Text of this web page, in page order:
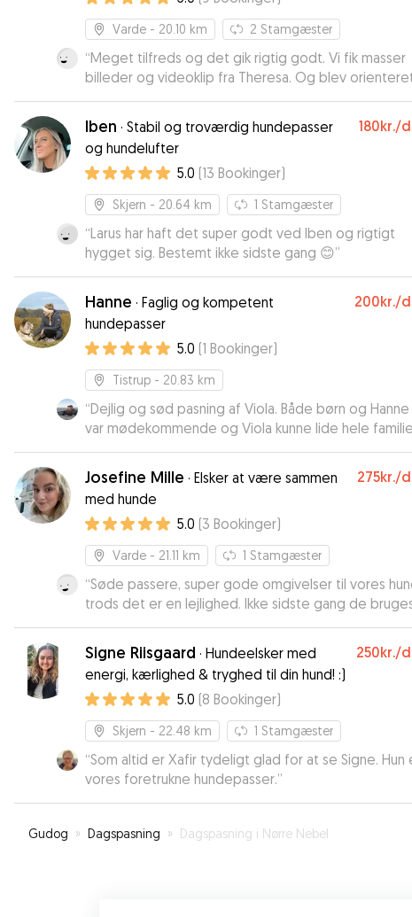
Varde - 20.10 km 2 Stamgæster
“Meget tilfreds og det gik rigtig godt. Vi fik masser
billeder og videoklip fra Theresa. Og blev
hvordan det går med Milo.”
Iben · Stabil og troværdig hundepasser
og hundelufter
180kr./
5.0 (13 Bookinger)
Skjern - 20.64 km 1 Stamgæster
“Larus har haft det super godt ved Iben og rigtigt
hygget sig. Bestemt ikke sidste gang 😊”
Hanne · Faglig og kompetent
hundepasser
200kr./
5.0 (1 Bookinger)
Tistrup - 20.83 km
“Dejlig og sød pasning af Viola. Både børn og Hanne
var mødekommende og Viola kunne lide hele
med det sammen. Også meget fint med billeder
undervejs. Vil anbefale Hanne til alle der skal have
passet hund.”
Josefine Mille · Elsker at være sammen
med hunde
275kr./
5.0 (3 Bookinger)
Varde - 21.11 km 1 Stamgæster
“Søde passere, super gode omgivelser til vores
trods det er en lejlighed. Ikke sidste gang de bruges
☺️”
Signe Riisgaard · Hundeelsker med
energi, kærlighed & tryghed til din hund! :)
250kr./
5.0 (8 Bookinger)
Skjern - 22.48 km 1 Stamgæster
“Som altid er Xafir tydeligt glad for at se Signe. Hun
vores foretrukne hundepasser.”
Gudog » Dagspasning » Dagspasning i Nørre Nebel